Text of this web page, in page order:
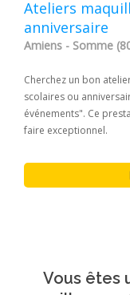
Ateliers
anniversaire
Amiens - Somme
Cherchez un bon
scolaires ou
événements". Ce
faire exceptionnel.
Vous êtes